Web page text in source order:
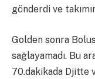
gönderdi ve
Golden sonra
sağlayamadı. Bu
70.dakikada Djitte